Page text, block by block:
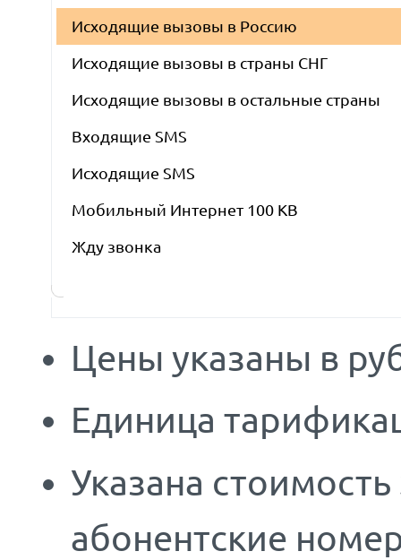
Исходящие вызовы в Россию
Исходящие вызовы в страны СНГ
Исходящие вызовы в остальные страны
Входящие SMS
Исходящие SMS
Мобильный Интернет 100 KB
Жду звонка
Цены указаны в
Единица
Указана
абонентские